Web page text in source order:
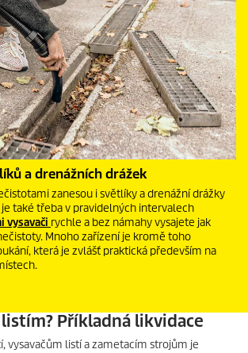
a drenážních drážek
zanesou i světlíky a drenážní drážky
také třeba v pravidelných intervalech
vysavači rychle a bez námahy vysajete jak
Mnoho zařízení je kromě toho
která je zvlášť praktická především na
listím? Příkladná likvidace
vysavačům listí a zametacím strojům je